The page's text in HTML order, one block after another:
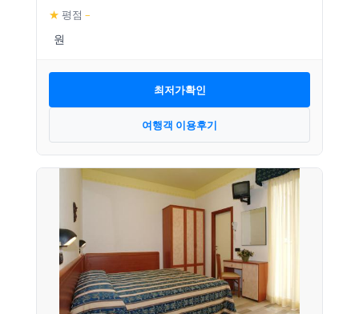
★ 평점 –
최저가확인
여행객 이용후기